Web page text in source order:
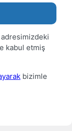
adresimizdeki
kabul etmiş
bizimle